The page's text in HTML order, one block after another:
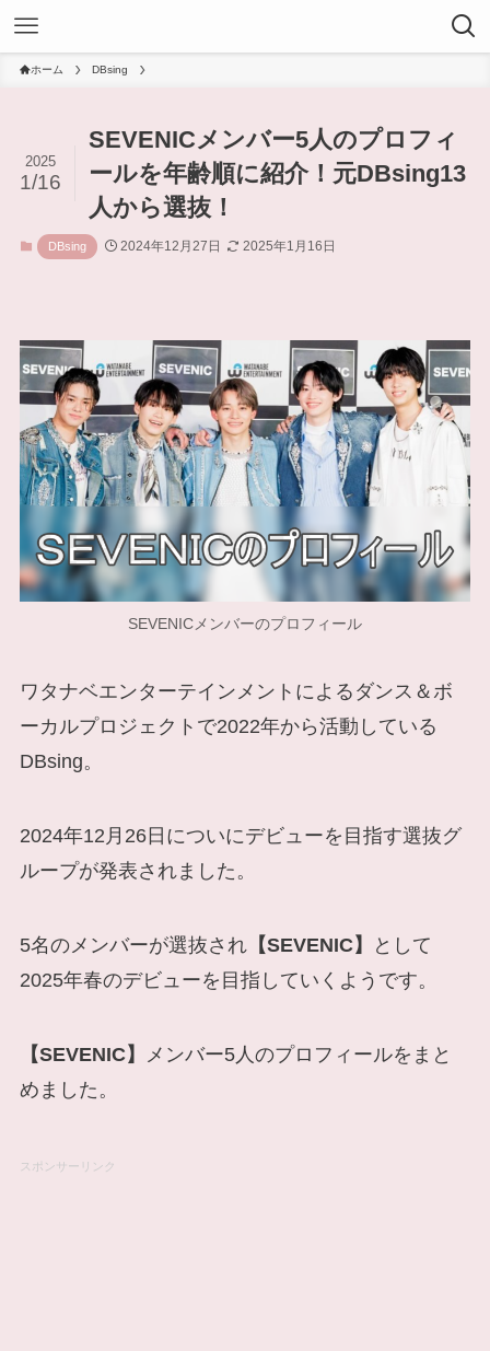
ホーム DBsing
SEVENICメンバー5人のプロフィ
ールを年齢順に紹介！元DBsing13
人から選抜！
2025
1/16
DBsing 2024年12月27日 2025年1月16日
SEVENICメンバーのプロフィール
ワタナベエンターテインメントによるダンス＆ボ
ーカルプロジェクトで2022年から活動している
DBsing。
2024年12月26日についにデビューを目指す選抜グ
ループが発表されました。
5名のメンバーが選抜され【SEVENIC】
として
2025年春のデビューを目指していくようです。
【SEVENIC】
メンバー5人のプロフィールをまと
めました。
スポンサーリンク